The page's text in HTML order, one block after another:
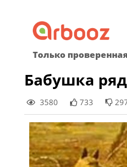
content
Только
Бабушка
3580 733